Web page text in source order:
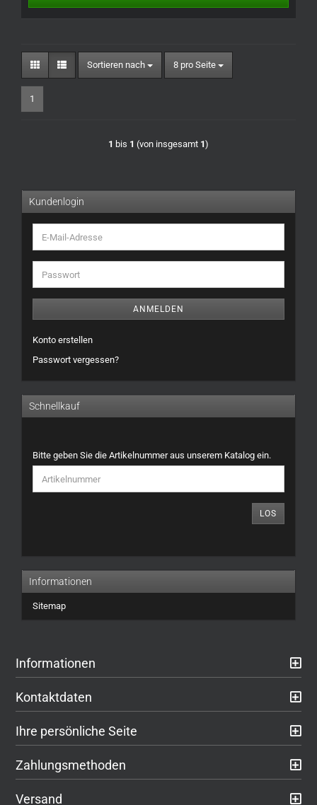
Sortieren nach
Sortieren nach 8 pro Seite
pro Seite
1
1 bis 1 (von insgesamt 1)
Kundenlogin
E-
Mail-
Adresse
Passwort
ANMELDEN
Konto erstellen
Passwort vergessen?
Schnellkauf
BITTE
GEBEN
SIE
DIE
EIN.
Bitte geben Sie die Artikelnummer aus unserem Katalog ein.
LOS
Informationen
Sitemap
Informationen
Kontaktdaten
Ihre persönliche Seite
Zahlungsmethoden
Versand